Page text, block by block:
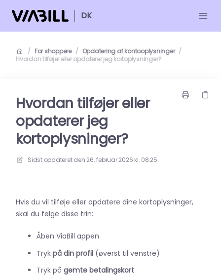
DK
/ For shoppere / Opdatering af kontooplysninger /
Hvordan tilføjer eller opdaterer jeg kortoplysninger?
Hvordan tilføjer eller
opdaterer jeg
kortoplysninger?
Sidst opdateret den 26. februar 2026 kl. 08.25
Hvis du vil tilføje eller opdatere dine kortoplysninger,
skal du følge disse trin:
Åben ViaBill appen
Tryk på din profil (øverst til venstre)
Tryk på gemte betalingskort